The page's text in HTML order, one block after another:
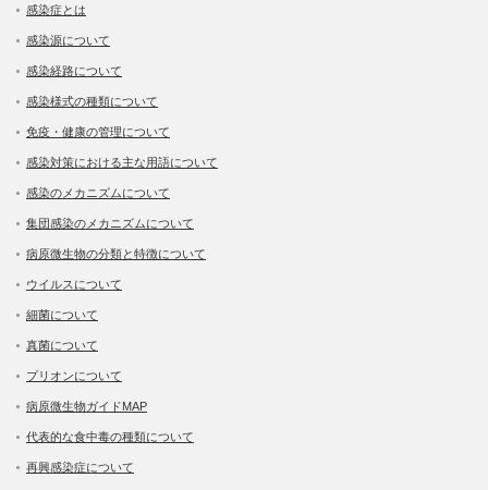
感染症とは
感染源について
感染経路について
感染様式の種類について
免疫・健康の管理について
感染対策における主な用語について
感染のメカニズムについて
集団感染のメカニズムについて
病原微生物の分類と特徴について
ウイルスについて
細菌について
真菌について
プリオンについて
病原微生物ガイドMAP
代表的な食中毒の種類について
再興感染症について